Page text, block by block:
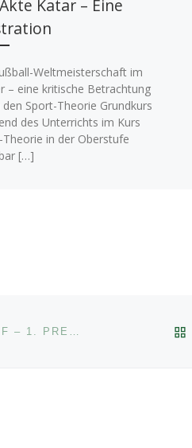
Katar – Eine
Weltmeisterschaft im
– eine kritische Betrachtung
den Sport-Theorie Grundkurs
des Unterrichts im Kurs
Theorie in der Oberstufe
[…]